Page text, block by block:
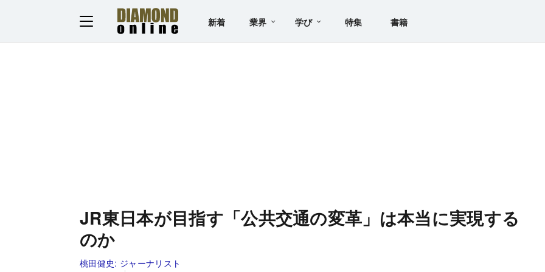
新着 業界 学び 特集 書籍
JR東日本が目指す「公共交通の変革」は本当に実現する
のか
桃田健史: ジャーナリスト